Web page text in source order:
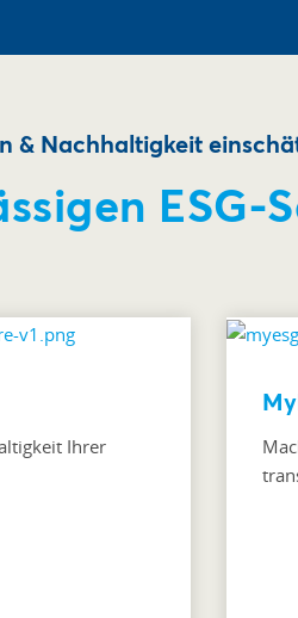
& Nachhaltigkeit
ESG-
Ihrer